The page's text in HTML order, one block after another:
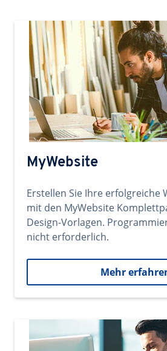
MyWebsite
Erstellen Sie Ihre erfolgreiche
mit den MyWebsite
Design-Vorlagen.
nicht erforderlich.
Mehr